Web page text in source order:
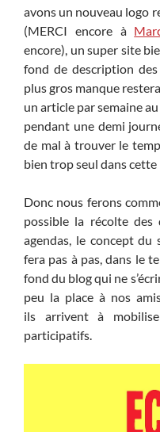
avons un nouveau logo
(MERCI encore à
encore), un super site
fond de description
plus gros manque
un article par semaine
pendant une demi
de mal à trouver le
bien trop seul dans
Donc nous ferons
possible la récolte
agendas, le concept du
fera pas à pas, dans le
fond du blog qui ne
peu la place à nos
ils arrivent à
participatifs.